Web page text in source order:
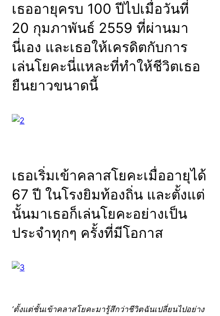
เธออายุครบ 100 ปีไปเมื่อวันที่
20 กุมภาพันธ์ 2559 ที่ผ่านมา
นี่เอง และเธอให้เครดิตกับการ
เล่นโยคะนี่แหละที่ทำให้ชีวิตเธอ
ยืนยาวขนาดนี้
เธอเริ่มเข้าคลาสโยคะเมื่ออายุได้
67 ปี ในโรงยิมท้องถิ่น และตั้งแต่
นั้นมาเธอก็เล่นโยคะอย่างเป็น
ประจำทุกๆ ครั้งที่มีโอกาส
‘ตั้งแต่ชั้นเข้าคลาสโยคะมารู้สึกว่าชีวิตฉันเปลี่ยนไปอย่าง